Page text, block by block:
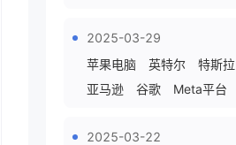
2025-03-29
苹果电脑
英特尔 特斯拉
亚马逊
谷歌 Meta平台
2025-03-22